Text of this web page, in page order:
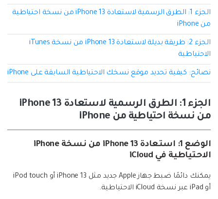
تحديث iOS
تعقب الموقع
نقل بيانات الهاتف وبيانات WhatsApp والملفات بين
Status Saver for WhatsApp
اثنين من WhatsApp، والمزيد من أجلك.
الجزء 1: الطرق الرسمية لاستعادة iPhone 13 من نسخة احتياطية
من iPhone
الجزء 2: طريقة بديلة لاستعادة iPhone 13 من نسخة iTunes
الاحتياطية
نصائح: كيفية تحديد موقع نسخك الاحتياطية السابقة على iPhone
الجزء 1: الطرق الرسمية لاستعادة iPhone 13
من نسخة احتياطية من iPhone
الوضع 1: استعادة iPhone 13 من نسخة iPhone
الاحتياطية في iCloud
يمكنك دائمًا ضبط جهاز Apple جديد مثل iPhone 13 أو iPod touch
أو iPad عبر نسخة iCloud الاحتياطية.